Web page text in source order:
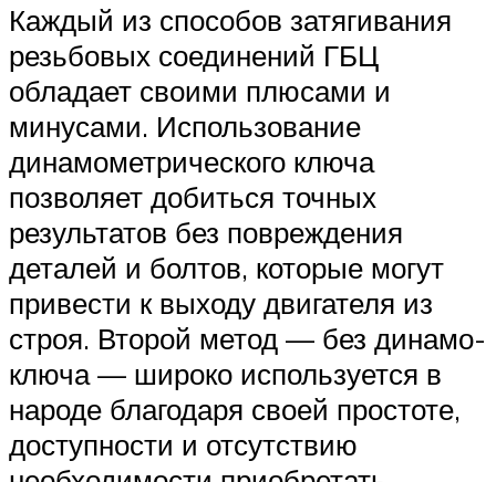
Каждый из способов затягивания
резьбовых соединений ГБЦ
обладает своими плюсами и
минусами. Использование
динамометрического ключа
позволяет добиться точных
результатов без повреждения
деталей и болтов, которые могут
привести к выходу двигателя из
строя. Второй метод — без динамо-
ключа — широко используется в
народе благодаря своей простоте,
доступности и отсутствию